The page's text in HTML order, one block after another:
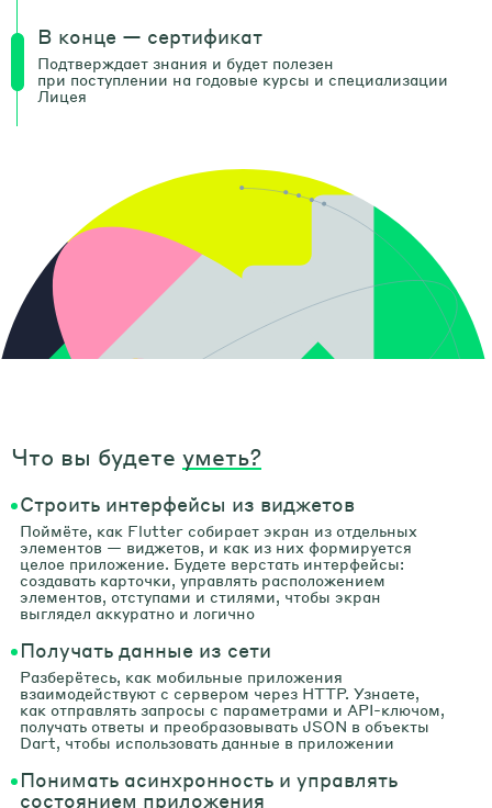
В конце — сертификат
Подтверждает знания и будет полезен
при поступлении на годовые курсы и специализации
Лицея
Что вы будете уметь?
Строить интерфейсы из виджетов
Поймёте, как Flutter собирает экран из отдельных
элементов — виджетов, и как из них формируется
целое приложение. Будете верстать интерфейсы:
создавать карточки, управлять расположением
элементов, отступами и стилями, чтобы экран
выглядел аккуратно и логично
Получать данные из сети
Разберётесь, как мобильные приложения
взаимодействуют с сервером через HTTP. Узнаете,
как отправлять запросы с параметрами и API-ключом,
получать ответы и преобразовывать JSON в объекты
Dart, чтобы использовать данные в приложении
Понимать асинхронность и управлять
состоянием приложения